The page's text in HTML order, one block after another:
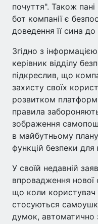
почуття". Також
бот компанії є
доведення її сина
Згідно з
керівник відділу
підкреслив, що
захисту своїх
розвитком
правила
зображення
в майбутньому
функцій безпеки
У своїй недавній
впровадження нової
що коли
стосуються
думок, автоматично